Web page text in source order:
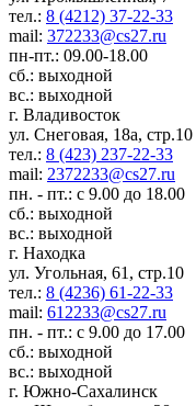
тел.: 8 (4212) 37-22-33
mail: 372233@cs27.ru
пн-пт.: 09.00-18.00
сб.: выходной
вс.: выходной
г. Владивосток
ул. Снеговая, 18а, стр.10
тел.: 8 (423) 237-22-33
mail: 2372233@cs27.ru
пн. - пт.: с 9.00 до 18.00
сб.: выходной
вс.: выходной
г. Находка
ул. Угольная, 61, стр.10
тел.: 8 (4236) 61-22-33
mail: 612233@cs27.ru
пн. - пт.: с 9.00 до 17.00
сб.: выходной
вс.: выходной
г. Южно-Сахалинск